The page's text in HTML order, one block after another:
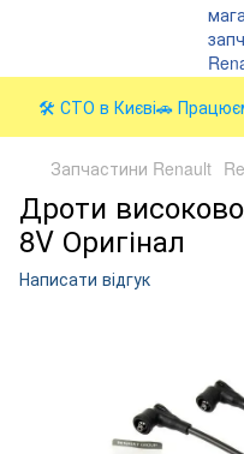
🛠️ СТО в Києві🚗
Запчастини Renault
Дроти
8V Оригінал
Написати відгук